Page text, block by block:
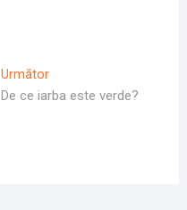
UrmătorArticolul
Următor:
De ce iarba este verde?